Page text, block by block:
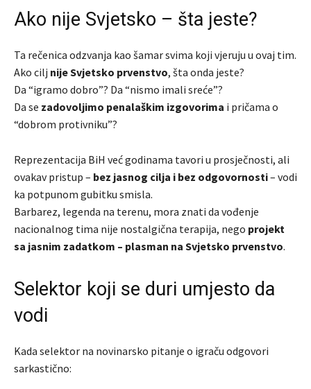
Ako nije Svjetsko – šta jeste?
Ta rečenica odzvanja kao šamar svima koji vjeruju u ovaj tim.
Ako cilj nije Svjetsko prvenstvo, šta onda jeste?
Da “igramo dobro”? Da “nismo imali sreće”?
Da se zadovoljimo penalaškim izgovorima i pričama o
“dobrom protivniku”?
Reprezentacija BiH već godinama tavori u prosječnosti, ali
ovakav pristup – bez jasnog cilja i bez odgovornosti– vodi
ka potpunom gubitku smisla.
Barbarez, legenda na terenu, mora znati da vođenje
nacionalnog tima nije nostalgična terapija, nego projekt
sa jasnim zadatkom – plasman na Svjetsko prvenstvo.
Selektor koji se duri umjesto da
vodi
Kada selektor na novinarsko pitanje o igraču odgovori
sarkastično: